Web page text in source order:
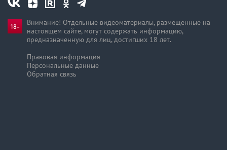
Внимание! Отдельные видеоматериалы, размещенные на
настоящем сайте, могут содержать информацию,
предназначен­ную для лиц, достигших 18 лет.
Правовая информация
Персональные данные
Обратная связь